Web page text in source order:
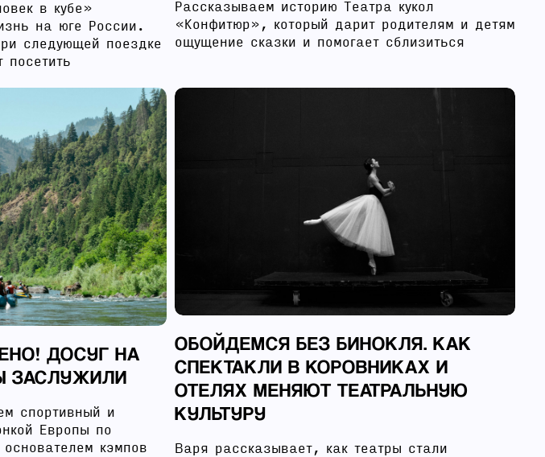
в кубе»
на юге России.
следующей поездке
посетить
Рассказываем историю Театра кукол
«Конфитюр», который дарит родителям и детям
ощущение сказки и помогает сблизиться
ДОСУГ НА
ЗАСЛУЖИЛИ
спортивный и
Европы по
кэмпов
ОБОЙДЕМСЯ БЕЗ БИНОКЛЯ. КАК
СПЕКТАКЛИ В КОРОВНИКАХ И
ОТЕЛЯХ МЕНЯЮТ ТЕАТРАЛЬНУЮ
КУЛЬТУРУ
Варя рассказывает, как театры стали